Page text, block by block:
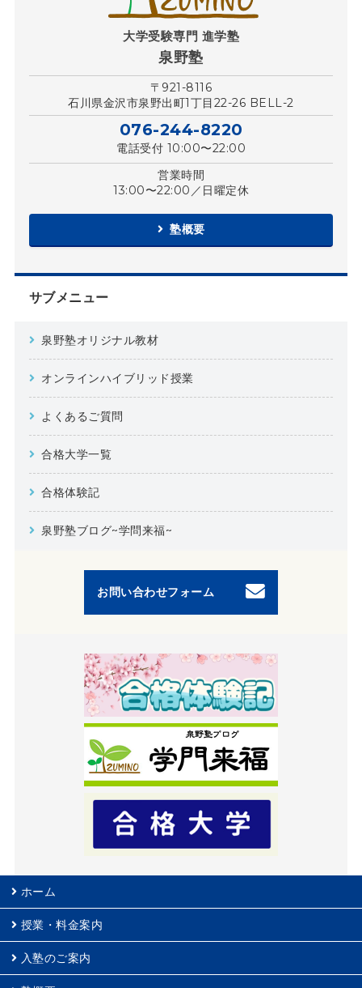
大学受験専門 進学塾
泉野塾
〒921-8116
石川県金沢市泉野出町1丁目22-26 BELL-2
076-244-8220
電話受付 10:00〜22:00
営業時間
13:00〜22:00／日曜定休
塾概要
サブメニュー
泉野塾オリジナル教材
オンラインハイブリッド授業
よくあるご質問
合格大学一覧
合格体験記
泉野塾ブログ~学問来福~
お問い合わせフォーム
ホーム
授業・料金案内
入塾のご案内